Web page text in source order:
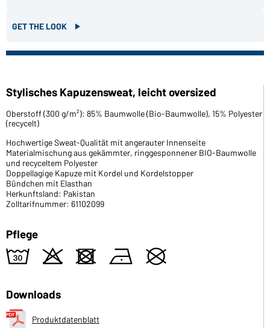
GET THE LOOK
Stylisches Kapuzensweat, leicht oversized
Oberstoff (300 g/m²): 85% Baumwolle (Bio-Baumwolle), 15% Polyester
(recycelt)
Hochwertige Sweat-Qualität mit angerauter Innenseite
Materialmischung aus gekämmter, ringgesponnener BIO-Baumwolle
und recyceltem Polyester
Doppellagige Kapuze mit Kordel und Kordelstopper
Bündchen mit Elasthan
Herkunftsland: Pakistan
Zolltarifnummer: 61102099
Pflege
w o d n U
Downloads
Produktdatenblatt